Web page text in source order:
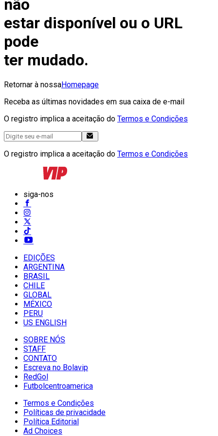
não
estar disponível ou o URL
pode
ter mudado.
Retornar à nossaHomepage
Receba as últimas novidades em sua caixa de e-mail
O registro implica a aceitação do Termos e Condições
O registro implica a aceitação do Termos e Condições
siga-nos
EDIÇÕES
ARGENTINA
BRASIL
CHILE
GLOBAL
MÉXICO
PERU
US ENGLISH
SOBRE NÓS
STAFF
CONTATO
Escreva no Bolavip
RedGol
Futbolcentroamerica
Termos e Condições
Políticas de privacidade
Política Editorial
Ad Choices